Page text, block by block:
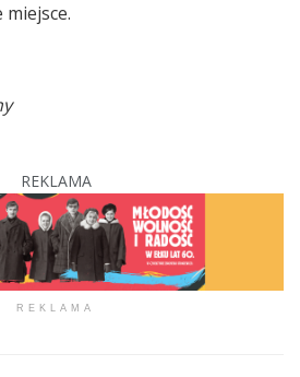
miejsce.
REKLAMA
REKLAMA